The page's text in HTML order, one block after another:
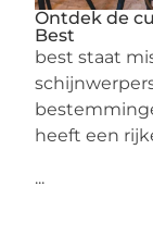
Ontdek de
Best
best staat
heeft een
...